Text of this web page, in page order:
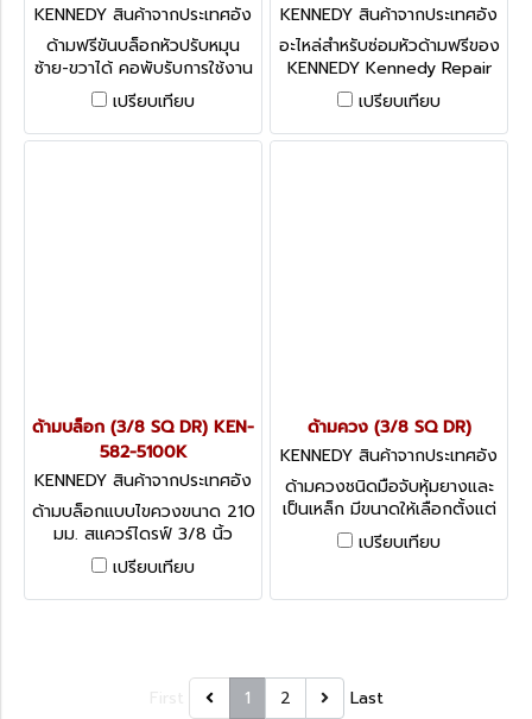
KENNEDY สินค้าจากประเทศอัง
กฤษ-1
ด้ามฟรีขันบล็อกหัวปรับหมุน
ซ้าย-ขวาได้ คอพับรับการใช้งาน
ได้ยืดหยุ่น ชนิดด้ามเหล็ก Lever
Reversible Steel Handle
Flexi-Joint, 1/2
เปรียบเทียบ
KENNEDY สินค้าจากประเทศอัง
กฤษ-1
อะไหล่สำหรับซ่อมหัวด้ามฟรีของ
KENNEDY Kennedy Repair
kits for Kennedy ratchets
เปรียบเทียบ
ด้ามบล็อก (3/8 SQ DR) KEN-
582-5100K
KENNEDY สินค้าจากประเทศอัง
กฤษ-1
ด้ามบล็อกแบบไขควงขนาด 210
มม. สแควร์ไดรฟ์ 3/8 นิ้ว
Kennedy Spinner Handle
Fixed Type, 3/8
เปรียบเทียบ
ด้ามควง (3/8 SQ DR)
KENNEDY สินค้าจากประเทศอัง
กฤษ-2
ด้ามควงชนิดมือจับหุ้มยางและ
เป็นเหล็ก มีขนาดให้เลือกตั้งแต่
400 - 470 มม. Kennedy
Speed Braces, 3/8
เปรียบเทียบ
1 2 Last